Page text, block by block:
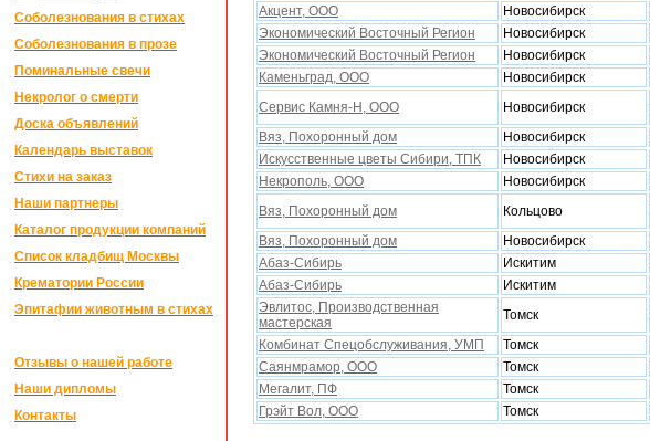
Соболезнования в стихах
Соболезнования в прозе
Поминальные свечи
Некролог о смерти
Доска объявлений
Календарь выставок
Стихи на заказ
Наши партнеры
Каталог продукции компаний
Список кладбищ Москвы
Крематории России
Эпитафии животным в стихах
Отзывы о нашей работе
Наши дипломы
Контакты
Акцент, ООО
Новосибирск
Экономический Восточный Регион
Новосибирск
Экономический Восточный Регион
Новосибирск
Каменьград, ООО
Новосибирск
Сервис Камня-Н, ООО
Новосибирск
Вяз, Поxоронный дом
Новосибирск
Искусственные цветы Сибири, ТПК
Новосибирск
Некрополь, ООО
Новосибирск
Вяз, Поxоронный дом
Кольцово
Вяз, Поxоронный дом
Новосибирск
Абаз-Сибирь
Искитим
Абаз-Сибирь
Искитим
Эвлитос, Производственная
мастерская
Томск
Комбинат Спецобслуживания, УМП
Томск
Саянмрамор, ООО
Томск
Мегалит, ПФ
Томск
Грэйт Вол, ООО
Томск